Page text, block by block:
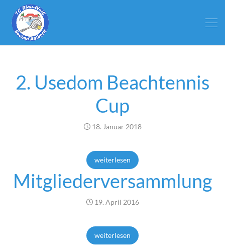
2. Usedom Beachtennis
Cup
18. Januar 2018
weiterlesen
Mitgliederversammlung
19. April 2016
weiterlesen